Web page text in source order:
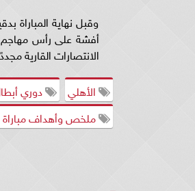
وقبل نهاية
أفشة على رأس مهاجم
الانتصارات القارية
الأهلي
دوري
ملخص وأهداف مباراة